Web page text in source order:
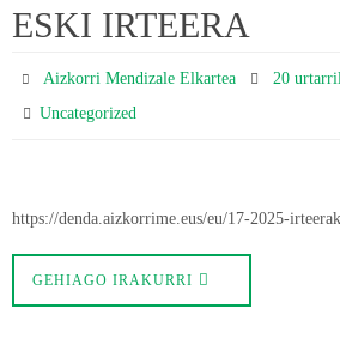
ESKI IRTEERA
Aizkorri Mendizale Elkartea
20
Uncategorized
https://denda.aizkorrime.eus/eu/17-2025-irteerak
GEHIAGO IRAKURRI